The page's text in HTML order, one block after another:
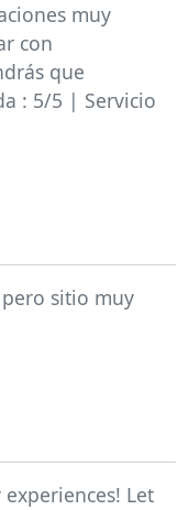
muy
con
que
: 5/5 | Servicio
sitio muy
Let